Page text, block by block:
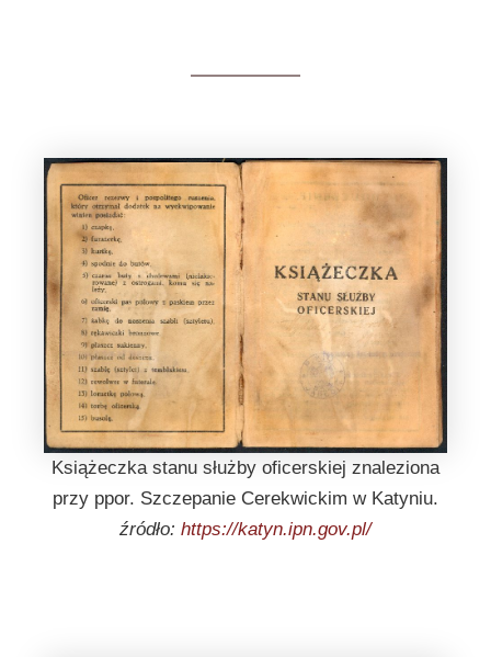
Książeczka stanu służby oficerskiej znaleziona
przy ppor. Szczepanie Cerekwickim w Katyniu.
źródło: https://katyn.ipn.gov.pl/